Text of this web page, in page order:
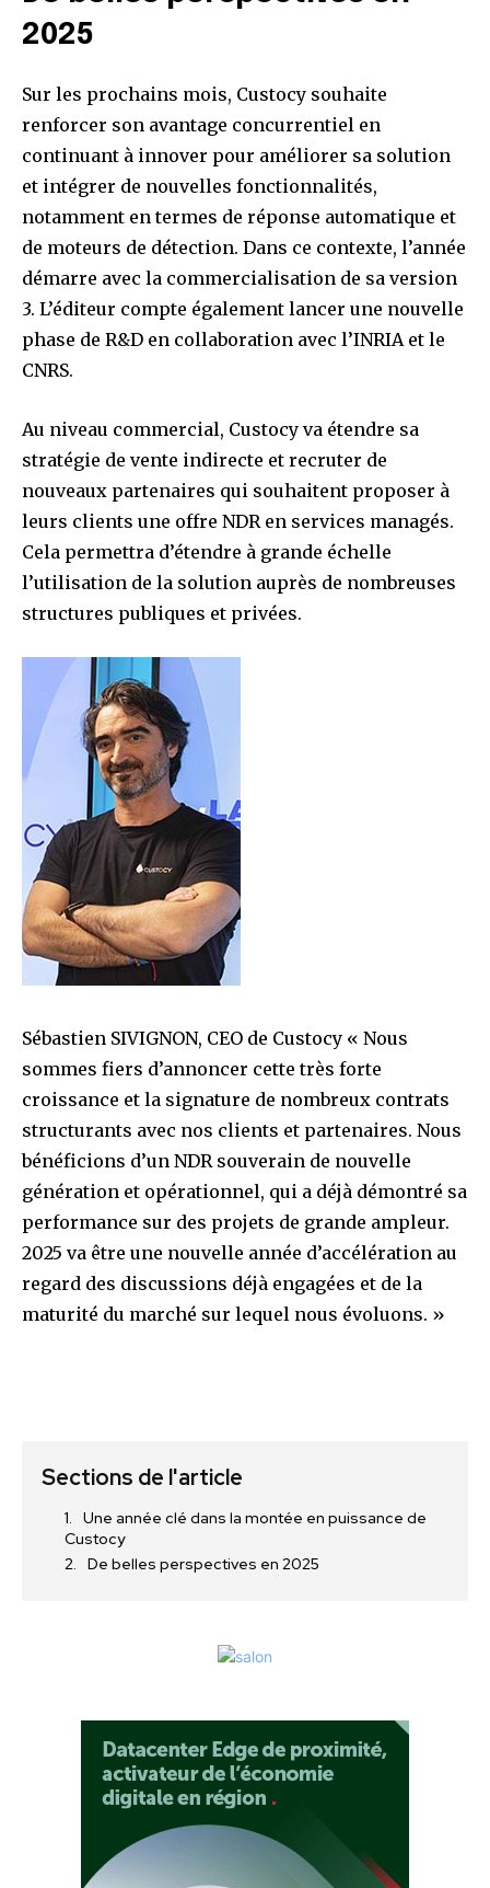
2025
Sur les prochains mois, Custocy souhaite
renforcer son avantage concurrentiel en
continuant à innover pour améliorer sa solution
et intégrer de nouvelles fonctionnalités,
notamment en termes de réponse automatique et
de moteurs de détection. Dans ce contexte, l’année
démarre avec la commercialisation de sa version
3. L’éditeur compte également lancer une nouvelle
phase de R&D en collaboration avec l’INRIA et le
CNRS.
Au niveau commercial, Custocy va étendre sa
stratégie de vente indirecte et recruter de
nouveaux partenaires qui souhaitent proposer à
leurs clients une offre NDR en services managés.
Cela permettra d’étendre à grande échelle
l’utilisation de la solution auprès de nombreuses
structures publiques et privées.
Sébastien SIVIGNON, CEO de Custocy « Nous
sommes fiers d’annoncer cette très forte
croissance et la signature de nombreux contrats
structurants avec nos clients et partenaires. Nous
bénéficions d’un NDR souverain de nouvelle
génération et opérationnel, qui a déjà démontré sa
performance sur des projets de grande ampleur.
2025 va être une nouvelle année d’accélération au
regard des discussions déjà engagées et de la
maturité du marché sur lequel nous évoluons. »
Sections de l'article
Une année clé dans la montée en puissance de
Custocy
De belles perspectives en 2025